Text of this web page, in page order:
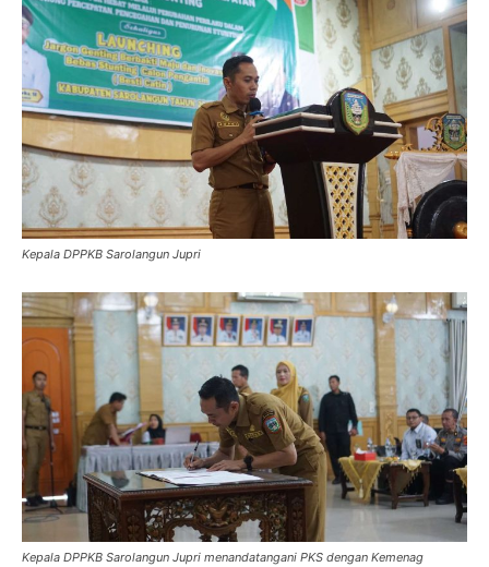
Kepala DPPKB Sarolangun Jupri
Kepala DPPKB Sarolangun Jupri menandatangani PKS dengan Kemenag